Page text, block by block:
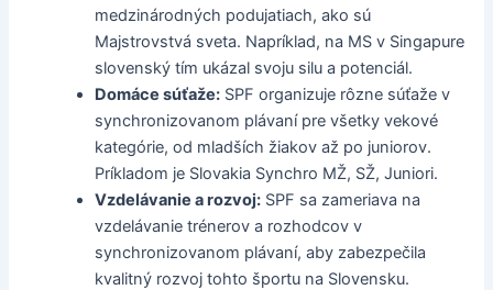
medzinárodných podujatiach, ako sú
Majstrovstvá sveta. Napríklad, na MS v Singapure
slovenský tím ukázal svoju silu a potenciál.
Domáce súťaže: SPF organizuje rôzne súťaže v
synchronizovanom plávaní pre všetky vekové
kategórie, od mladších žiakov až po juniorov.
Príkladom je Slovakia Synchro MŽ, SŽ, Juniori.
Vzdelávanie a rozvoj: SPF sa zameriava na
vzdelávanie trénerov a rozhodcov v
synchronizovanom plávaní, aby zabezpečila
kvalitný rozvoj tohto športu na Slovensku.